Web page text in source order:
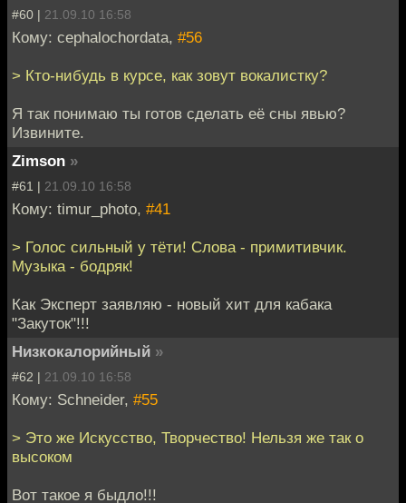
#60 | 21.09.10 16:58
Кому: cephalochordata, #56
> Кто-нибудь в курсе, как зовут вокалистку?
Я так понимаю ты готов сделать её сны явью?
Извините.
Zimson »
#61 | 21.09.10 16:58
Кому: timur_photo, #41
> Голос сильный у тёти! Слова - примитивчик.
Музыка - бодряк!
Как Эксперт заявляю - новый хит для кабака
"Закуток"!!!
Низкокалорийный »
#62 | 21.09.10 16:58
Кому: Schneider, #55
> Это же Искусство, Творчество! Нельзя же так о
высоком
Вот такое я быдло!!!